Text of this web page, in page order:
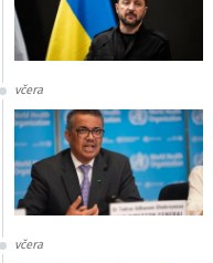
včera
včera